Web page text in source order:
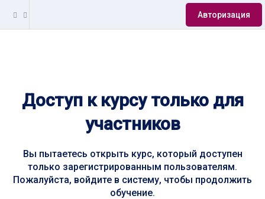
Авторизация
Доступ к курсу только для
участников
Вы пытаетесь открыть курс, который доступен
только зарегистрированным пользователям.
Пожалуйста, войдите в систему, чтобы продолжить
обучение.